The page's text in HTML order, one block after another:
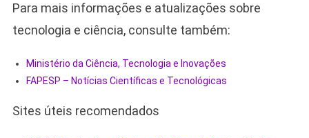
Para mais informações e atualizações sobre
tecnologia e ciência, consulte também:
Ministério da Ciência, Tecnologia e Inovações
FAPESP – Notícias Científicas e Tecnológicas
Sites úteis recomendados